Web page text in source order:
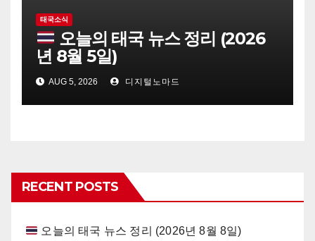
태국소식
오늘의 태국 뉴스 정리 (2026
년 8월 5일)
AUG 5, 2026 디지털노마드
RECENT POSTS
오늘의 태국 뉴스 정리 (2026년 8월 8일)